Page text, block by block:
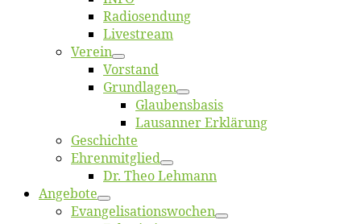
Ra­dio­sen­dung
Live­stream
Ver­ein
Vor­stand
Grund­la­gen
Glaubens­ba­sis
Lausan­ner Erklärung
Ge­schich­te
Eh­ren­mit­glied
Dr. Theo Lehmann
An­ge­bo­te
Evangelisa­tions­wo­chen